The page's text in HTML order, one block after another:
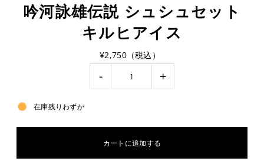
吟河詠雄伝説 シュシュセット
キルヒアイス
¥2,750（税込）
- +
在庫残りわずか